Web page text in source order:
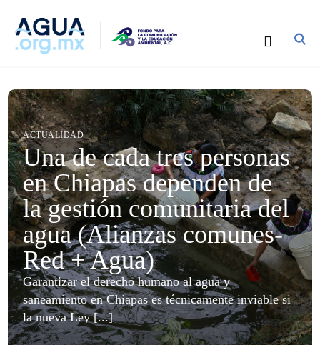
ACTUALIDAD
Una de cada tres personas
en Chiapas dependen de
la gestión comunitaria del
agua (Alianzas comunes-
Red + Agua)
Garantizar el derecho humano al agua y
saneamiento en Chiapas es técnicamente inviable si
la nueva Ley [...]